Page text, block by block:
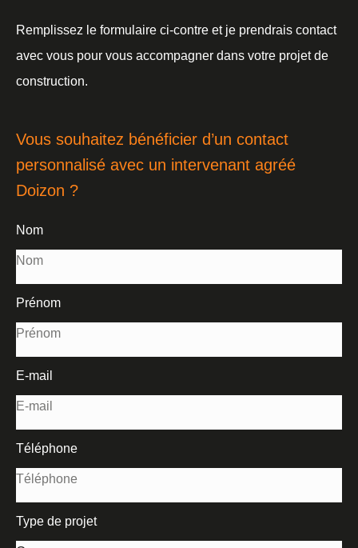
Remplissez le formulaire ci-contre et je prendrais contact
avec vous pour vous accompagner dans votre projet de
construction.
Vous souhaitez bénéficier d’un contact
personnalisé avec un intervenant agréé
Doizon ?
Nom
Prénom
E-mail
Téléphone
Type de projet